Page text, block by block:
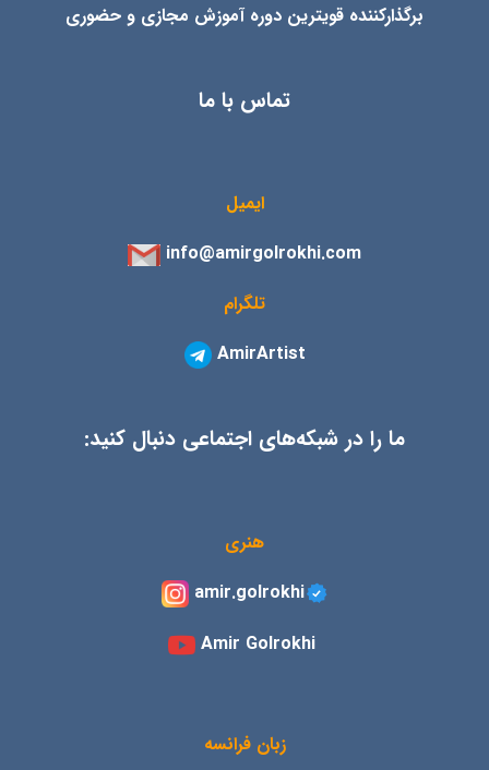
برگذارکننده قویترین دوره آموزش مجازی و حضوری
تماس با ما
ایمیل
info@amirgolrokhi.com
تلگرام
AmirArtist
ما را در شبکه‌های اجتماعی دنبال کنید:
هنری
amir.golrokhi
زبان فرانسه